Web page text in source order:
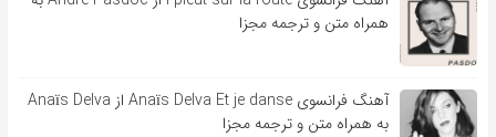
همراه متن و ترجمه مجزا
آهنگ فرانسوی Anaïs Delva Et je danse از Anaïs Delva
به همراه متن و ترجمه مجزا